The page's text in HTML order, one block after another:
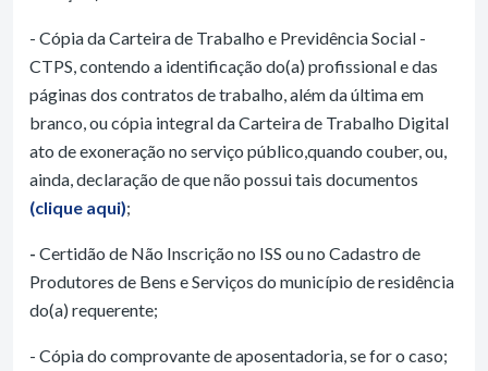
- Cópia da Carteira de Trabalho e Previdência Social -
CTPS, contendo a identificação do(a) profissional e das
páginas dos contratos de trabalho, além da última em
branco, ou cópia integral da Carteira de Trabalho Digital
ato de exoneração no serviço público,quando couber, ou,
ainda, declaração de que não possui tais documentos
(clique aqui);
- Certidão de Não Inscrição no ISS ou no Cadastro de
Produtores de Bens e Serviços do município de residência
do(a) requerente;
- Cópia do comprovante de aposentadoria, se for o caso;